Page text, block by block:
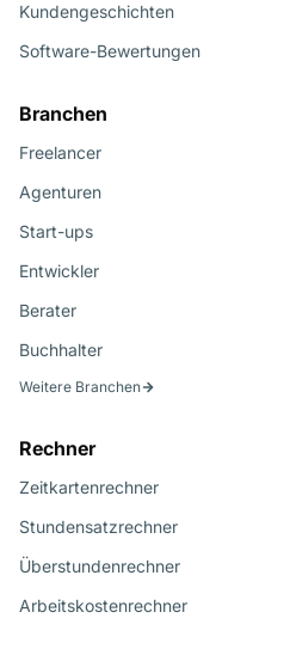
Kundengeschichten
Software-Bewertungen
Branchen
Freelancer
Agenturen
Start-ups
Entwickler
Berater
Buchhalter
Weitere Branchen
Rechner
Zeitkartenrechner
Stundensatzrechner
Überstundenrechner
Arbeitskostenrechner